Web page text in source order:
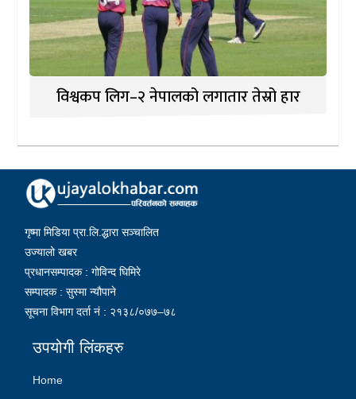
विश्वकप लिग–२ नेपालको लगातार तेस्रो हार
गृष्मा मिडिया प्रा.लि.द्धारा सञ्चालित
उज्यालो खबर
प्रधानसम्पादक : गोविन्द घिमिरे
सम्पादक : सुस्मा न्यौपाने
सूचना विभाग दर्ता नं : २१३८/०७७–७८
उपयोगी लिंकहरु
Home